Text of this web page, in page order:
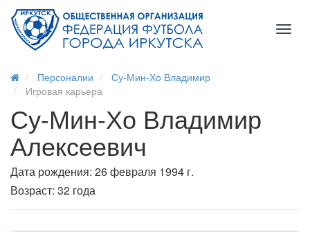
Персоналии
Су-Мин-Хо Владимир
Игровая карьера
Су-Мин-Хо Владимир
Алексеевич
Дата рождения: 26 февраля 1994 г.
Возраст: 32 года